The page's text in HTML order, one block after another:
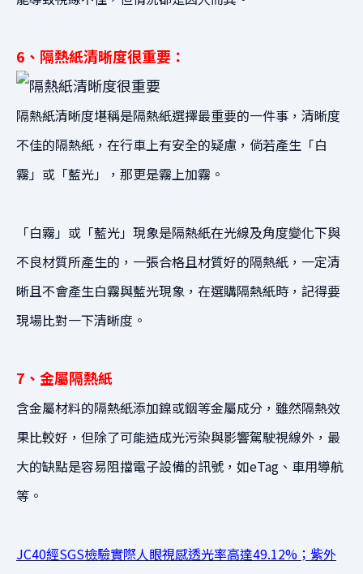
6、隔熱紙清晰度很重要：
隔熱紙清晰度堪稱是隔熱紙選擇最重要的一件事， 清晰度
不佳的隔熱紙，在行車上有安全的疑慮， 倘若產生「白
霧」或「藍光」，那更是霧上加霧。
「白霧」或「藍光」現象是隔熱紙在光線及角度變化下與
不良材質所產生的， 一張合格且材質好的隔熱紙，一定清
晰且不會產生白霧與藍光現象， 在選購隔熱紙時，記得要
現場比對一下清晰度。
7、金屬隔熱紙
含金屬材料的隔熱紙添加鎳或銦等金屬成分，雖然隔熱效
果比較好， 但除了可能造成光污染與影響駕駛視線外， 最
大的缺點是容易阻擋電子設備的訊號， 如eTag、車用導航
等。
JC40經SGS檢驗實際人眼視感透光率高達49.12%；紫外